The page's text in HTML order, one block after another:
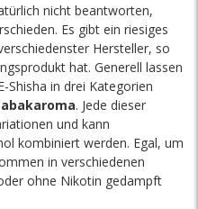
nicht beantworten,
Es gibt ein riesiges
Hersteller, so
hat. Generell lassen
Shisha in drei Kategorien
. Jede dieser
und kann
kombiniert werden. Egal, um
in verschiedenen
ohne Nikotin gedampft